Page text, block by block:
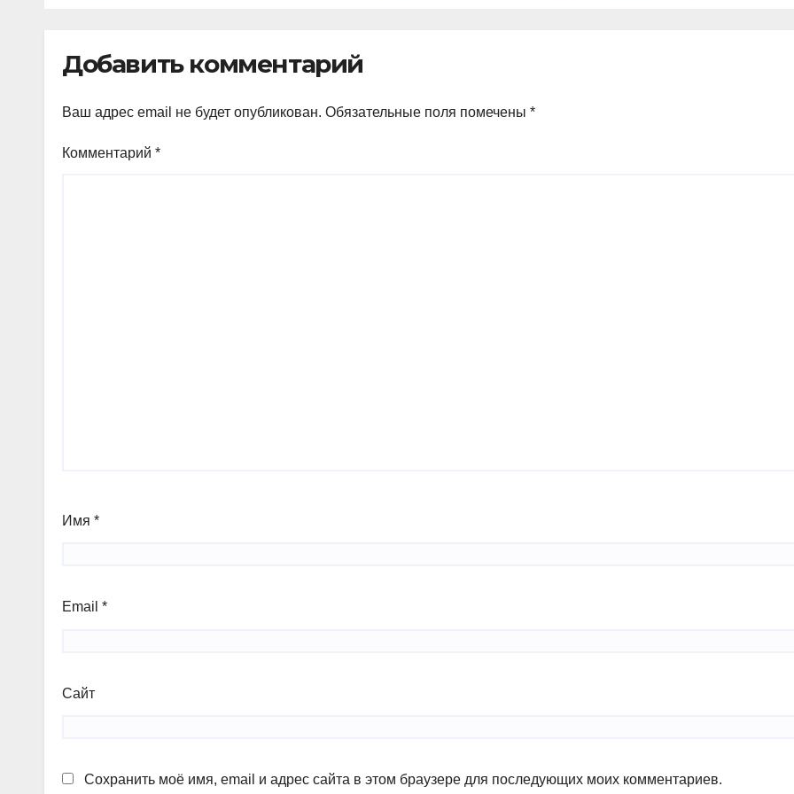
Добавить комментарий
Ваш адрес email не будет опубликован. Обязательные поля помечены *
Комментарий *
Имя *
Email *
Сайт
Сохранить моё имя, email и адрес сайта в этом браузере для последующих моих комментариев.